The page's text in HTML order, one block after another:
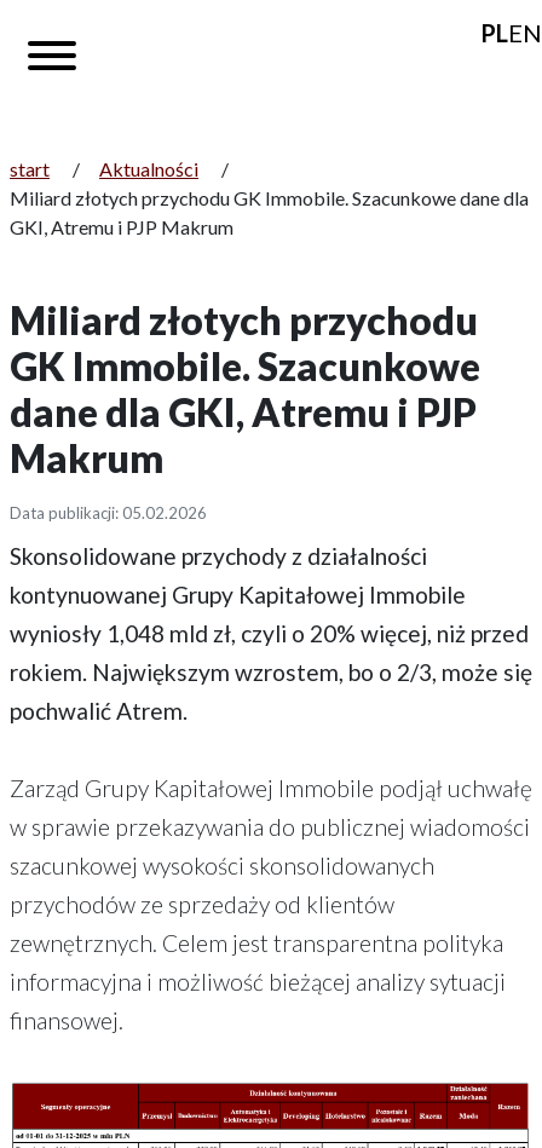
PLEN
start / Aktualności
/
Miliard złotych przychodu GK Immobile. Szacunkowe dane dla
GKI, Atremu i PJP Makrum
Miliard złotych przychodu
GK Immobile. Szacunkowe
dane dla GKI, Atremu i PJP
Makrum
Data publikacji: 05.02.2026
Skonsolidowane przychody z działalności
kontynuowanej Grupy Kapitałowej Immobile
wyniosły 1,048 mld zł, czyli o 20% więcej, niż przed
rokiem. Największym wzrostem, bo o 2/3, może się
pochwalić Atrem.
Zarząd Grupy Kapitałowej Immobile podjął uchwałę
w sprawie przekazywania do publicznej wiadomości
szacunkowej wysokości skonsolidowanych
przychodów ze sprzedaży od klientów
zewnętrznych. Celem jest transparentna polityka
informacyjna i możliwość bieżącej analizy sytuacji
finansowej.